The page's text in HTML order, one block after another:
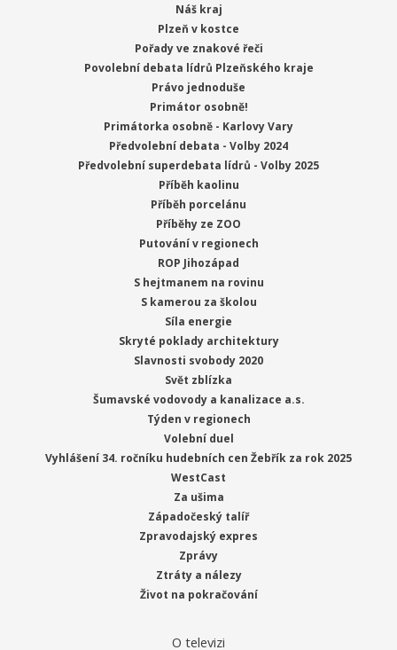
Náš kraj
Plzeň v kostce
Pořady ve znakové řeči
Povolební debata lídrů Plzeňského kraje
Právo jednoduše
Primátor osobně!
Primátorka osobně - Karlovy Vary
Předvolební debata - Volby 2024
Předvolební superdebata lídrů - Volby 2025
Příběh kaolinu
Příběh porcelánu
Příběhy ze ZOO
Putování v regionech
ROP Jihozápad
S hejtmanem na rovinu
S kamerou za školou
Síla energie
Skryté poklady architektury
Slavnosti svobody 2020
Svět zblízka
Šumavské vodovody a kanalizace a.s.
Týden v regionech
Volební duel
Vyhlášení 34. ročníku hudebních cen Žebřík za rok 2025
WestCast
Za ušima
Západočeský talíř
Zpravodajský expres
Zprávy
Ztráty a nálezy
Život na pokračování
O televizi